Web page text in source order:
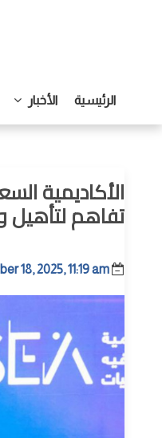
الرئيسية الأخبار
تفاهم لتأهيل
18, 2025, 11:19 am